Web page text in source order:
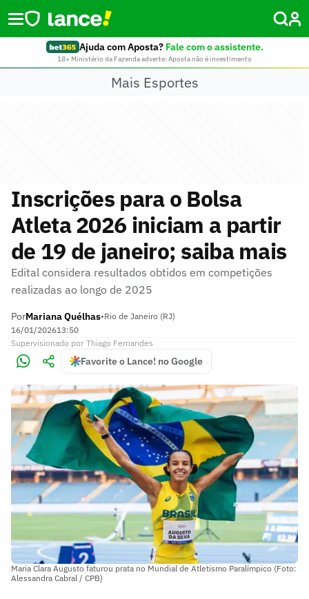
Ajuda com Aposta? Fale com o assistente.
18+ Ministério da Fazenda adverte: Aposta não é investimento
Mais Esportes
Inscrições para o Bolsa
Atleta 2026 iniciam a partir
de 19 de janeiro; saiba mais
Edital considera resultados obtidos em competições
realizadas ao longo de 2025
PorMariana Quélhas•Rio de Janeiro (RJ)
16/01/202613:50
Supervisionado por Thiago Fernandes
Favorite o Lance! no Google
Maria Clara Augusto faturou prata no Mundial de Atletismo Paralímpico (Foto:
Alessandra Cabral / CPB)